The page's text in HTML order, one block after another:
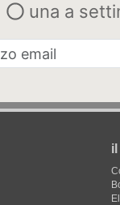
una a
il